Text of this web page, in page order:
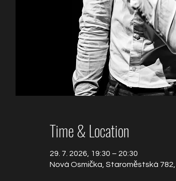
Time & Location
29. 7. 2026, 19:30 – 20:30
Nová Osmička, Staroměstská